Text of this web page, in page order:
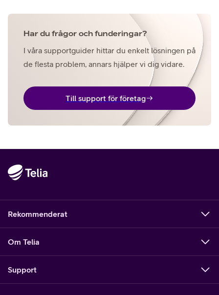
Har du frågor och funderingar?
I våra supportguider hittar du enkelt lösningen på
de flesta problem, annars hjälper vi dig vidare.
Till support för företag
Rekommenderat
Om Telia
Support